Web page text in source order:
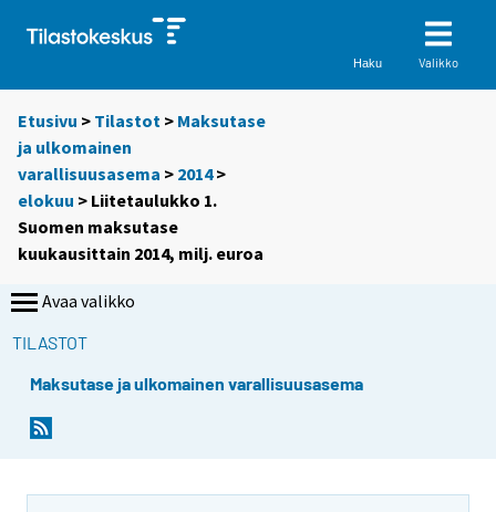
Haku Valikko
Etusivu > Tilastot > Maksutase
ja ulkomainen
varallisuusasema > 2014>
elokuu > Liitetaulukko 1.
Suomen maksutase
kuukausittain 2014, milj. euroa
Avaa valikko
TILASTOT
Maksutase ja ulkomainen varallisuusasema